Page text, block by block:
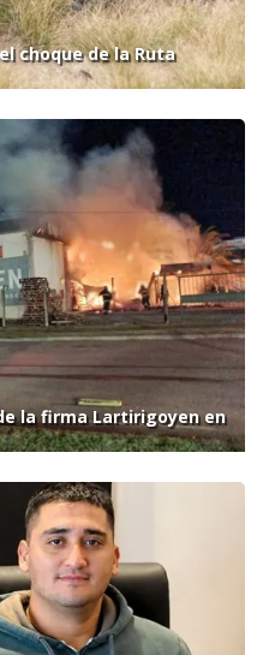
choque de la Ruta
la firma Lartirigoyen en